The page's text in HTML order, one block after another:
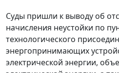
Суды пришли к выводу об
начисления неустойки по
технологического
энергопринимающих
электрической энергии,